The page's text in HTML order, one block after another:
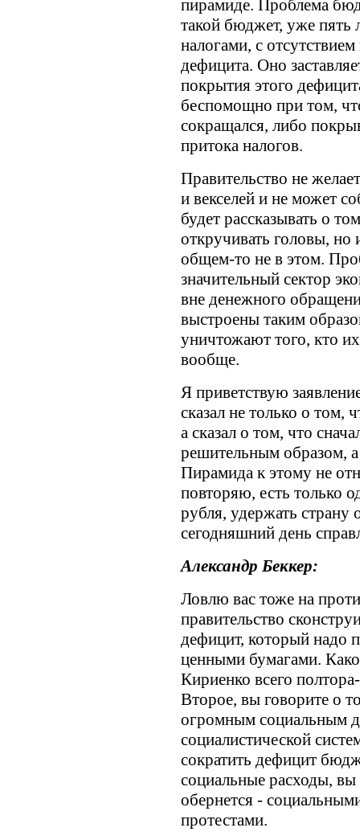
пирамиде. Проблема
такой бюджет, уже пять
налогами, с
дефицита. Оно
покрытия этого
беспомощно при том,
сокращался, либо
притока налогов.
Правительство не
и векселей и не может
будет рассказывать о
откручивать головы, но
общем-то не в этом.
значительный сектор
вне денежного
выстроены таким
уничтожают того, кто
вообще.
Я приветствую
сказал не только о том,
а сказал о том, что
решительным образом,
Пирамида к этому не
повторяю, есть только
рубля, удержать страну
сегодняшний день
Александр Беккер:
Ловлю вас тоже на
правительство
дефицит, который надо
ценными бумагами.
Кириенко всего
Второе, вы говорите о
огромным социальным
социалистической
сократить дефицит
социальные расходы, вы
обернется -
протестами.